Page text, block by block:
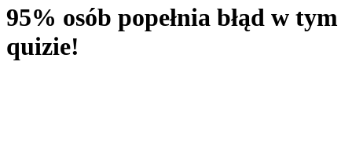
95% osób popełnia błąd w tym
quizie!